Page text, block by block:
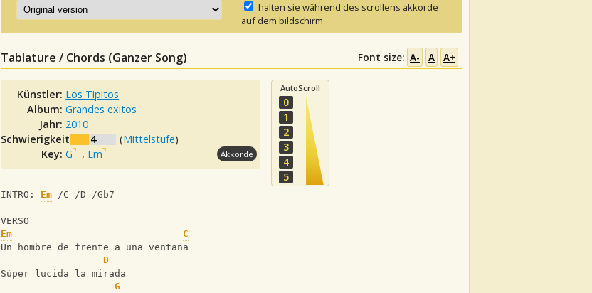
halten sie während des scrollens akkorde
auf dem bildschirm
Tablature / Chords (Ganzer Song) Font size: A- A A+
Künstler: Los Tipitos
Album:Grandes exitos
Jahr: 2010
Schwierigkeit:
4 (Mittelstufe)
Key:G , Em Akkorde
AutoScroll
0
1
2
3
4
5
INTRO: Em /C /D /Gb7
VERSO
Em
C
Un hombre de frente a una ventana
D
Súper lucida la mirada
G